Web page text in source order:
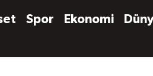
Spor Ekonomi